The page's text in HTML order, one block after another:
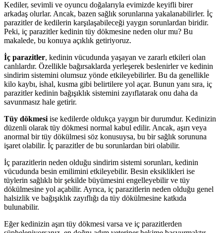
Kediler, sevimli ve oyuncu doğalarıyla evimizde keyifli birer
arkadaş olurlar. Ancak, bazen sağlık sorunlarına yakalanabilirler. İç
parazitler de kedilerin karşılaşabileceği yaygın sorunlardan biridir.
Peki, iç parazitler kedinin tüy dökmesine neden olur mu? Bu
makalede, bu konuya açıklık getiriyoruz.
İç parazitler, kedinin vücudunda yaşayan ve zararlı etkileri olan
canlılardır. Özellikle bağırsaklarda yerleşerek beslenirler ve kedinin
sindirim sistemini olumsuz yönde etkileyebilirler. Bu da genellikle
kilo kaybı, ishal, kusma gibi belirtilere yol açar. Bunun yanı sıra, iç
parazitler kedinin bağışıklık sistemini zayıflatarak onu daha da
savunmasız hale getirir.
Tüy dökmesiise kedilerde oldukça yaygın bir durumdur. Kedinizin
düzenli olarak tüy dökmesi normal kabul edilir. Ancak, aşırı veya
anormal bir tüy dökülmesi söz konusuysa, bu bir sağlık sorununa
işaret olabilir. İç parazitler de bu sorunlardan biri olabilir.
İç parazitlerin neden olduğu sindirim sistemi sorunları, kedinin
vücudunda besin emilimini etkileyebilir. Besin eksiklikleri ise
tüylerin sağlıklı bir şekilde büyümesini engelleyebilir ve tüy
dökülmesine yol açabilir. Ayrıca, iç parazitlerin neden olduğu genel
halsizlik ve bağışıklık zayıflığı da tüy dökülmesine katkıda
bulunabilir.
Eğer kedinizin aşırı tüy dökmesi varsa ve iç parazitlerden